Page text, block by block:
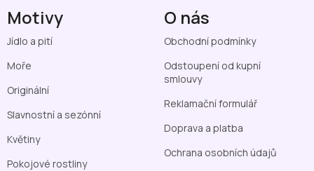
Motivy
Jídlo a pití
Moře
Originální
Slavnostní a sezónní
Květiny
Pokojové rostliny
O nás
Obchodní podmínky
Odstoupení od kupní
smlouvy
Reklamační formulář
Doprava a platba
Ochrana osobních údajů